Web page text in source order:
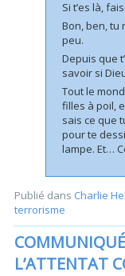
Si t’es là,
Bon, ben, tu
peu.
Depuis que
savoir si
Tout le
filles à poil,
sais ce que
pour te
lampe. Et…
Publié dans Charlie
terrorisme
L’ATTENTAT